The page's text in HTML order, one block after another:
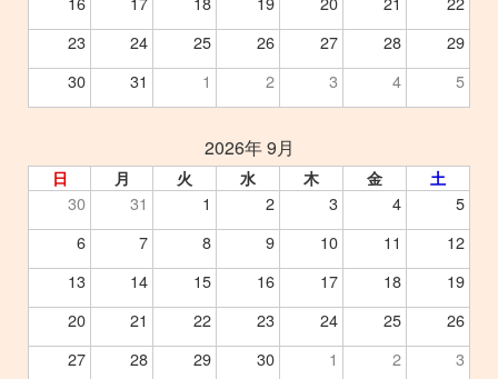
23
24 25 26 27 28
29
30
31 1 2 3 4 5
2026年 9月
日 月 火 水 木 金 土
30 31 1 2 3 4
5
6
7 8 9 10 11
12
13
14 15 16 17 18
19
20
21 22 23 24 25
26
27
28 29 30 1 2 3